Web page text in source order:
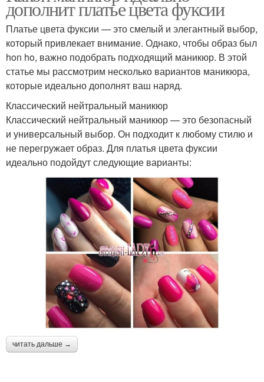
дополнит платье цвета фуксии
Платье цвета фуксии — это смелый и элегантный выбор,
который привлекает внимание. Однако, чтобы образ был
hon ho, важно подобрать подходящий маникюр. В этой
статье мы рассмотрим несколько вариантов маникюра,
которые идеально дополнят ваш наряд.
Классический нейтральный маникюр
Классический нейтральный маникюр — это безопасный
и универсальный выбор. Он подходит к любому стилю и
не перегружает образ. Для платья цвета фуксии
идеально подойдут следующие варианты:
читать дальше →